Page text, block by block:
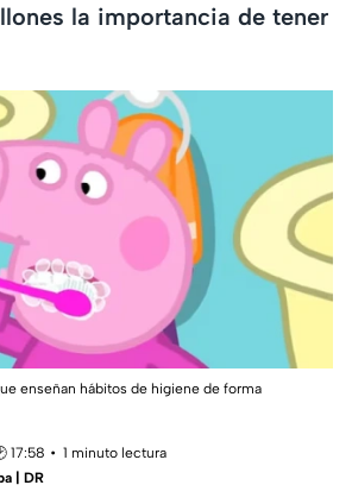
la importancia de tener
enseñan hábitos de higiene de forma
17:58
1 minuto lectura
| DR